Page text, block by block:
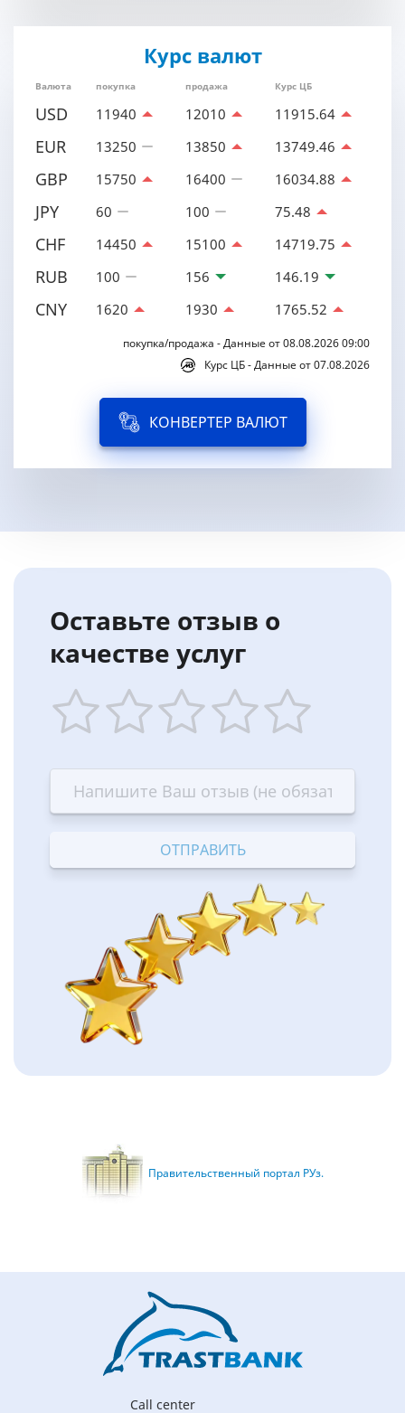
Курс валют
Валюта покупка продажа Курс ЦБ
USD 11940 12010 11915.64
EUR 13250 13850 13749.46
GBP 15750 16400 16034.88
JPY 60 100 75.48
CHF 14450 15100 14719.75
RUB 100 156 146.19
CNY 1620 1930 1765.52
покупка/продажа - Данные от 08.08.2026 09:00
Курс ЦБ - Данные от 07.08.2026
КОНВЕРТЕР ВАЛЮТ
Оставьте отзыв о
качестве услуг
star
Terrible
stars
—
Bad
stars
—
OK
stars
—
Good
stars
—
Excellent
Правительственный портал РУз.
Call center